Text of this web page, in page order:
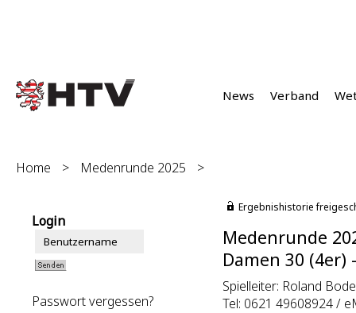
News Verband
Home > Medenrunde 2025 >
Login
Passwort vergessen?
Ergebnishistorie
Medenrunde
Damen 30 (4er)
Spielleiter: Roland
Tel: 0621 49608924 /